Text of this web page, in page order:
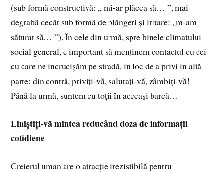
(sub formă constructivă: „ mi-ar plăcea să… ”, mai
degrabă decât sub formă de plângeri și iritare: „m-am
săturat să… ”). În cele din urmă, spre binele climatului
social general, e important să menținem contactul cu cei
cu care ne încrucișăm pe stradă, în loc de a privi în altă
parte: din contră, priviți-vă, salutați-vă, zâmbiți-vă!
Până la urmă, suntem cu toții în aceeași barcă…
Liniștiți-vă mintea reducând doza de informații
cotidiene
Creierul uman are o atracție irezistibilă pentru